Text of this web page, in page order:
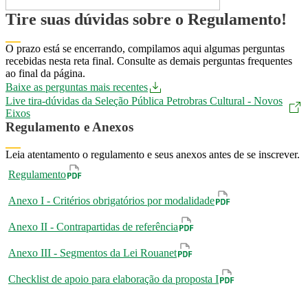
Tire suas dúvidas sobre o Regulamento!
O prazo está se encerrando, compilamos aqui algumas perguntas
recebidas nesta reta final. Consulte as demais perguntas frequentes
ao final da página.
Baixe as perguntas mais recentes
Baixe as perguntas mais recentes
Live tira-dúvidas da Seleção Pública Petrobras Cultural - Novos
Live tira-dúvidas da Seleção Pública Petrobras Cultural - Novos
Eixos
Regulamento e Anexos
​​​​​Leia atentamento o regulamento e seus anexos antes de se inscrever.
Regulamento
Anexo I - Critérios obrigatórios por modalidade
Anexo II - Contrapartidas de referência
Anexo III - Segmentos da Lei Rouanet
Checklist de apoio para elaboração da proposta I